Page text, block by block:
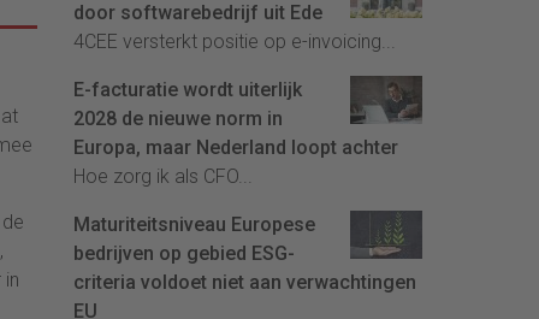
door softwarebedrijf uit Ede
4CEE versterkt positie op e-invoicing...
E-facturatie wordt uiterlijk
2028 de nieuwe norm in
Europa, maar Nederland loopt achter
Hoe zorg ik als CFO...
Maturiteitsniveau Europese
bedrijven op gebied ESG-
criteria voldoet niet aan verwachtingen
EU